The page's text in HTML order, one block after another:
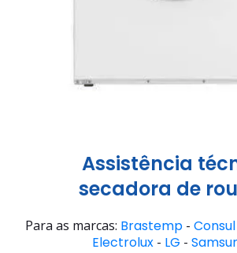
Assistência
secadora de
Para as marcas: Brastemp - Consul
Electrolux- LG -